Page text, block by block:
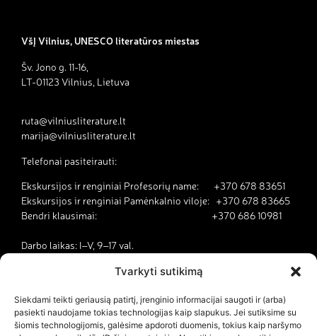
Tvarkyti sutikimą
Siekdami teikti geriausią patirtį, įrenginio informacijai saugoti ir (arba)
pasiekti naudojame tokias technologijas kaip slapukus. Jei sutiksime su
šiomis technologijomis, galėsime apdoroti duomenis, tokius kaip naršymo
VšĮ Vilnius, UNESCO literatūros miestas
Šv. Jono g. 11-16,
LT-01123 Vilnius, Lietuva
ruta@vilniusliterature.lt
marija@vilniusliterature.lt
Telefonai pasiteirauti:
Ekskursijos ir renginiai Profesorių name: +370 678 83651
Ekskursijos ir renginiai Pamėnkalnio viloje: +370 678 83665
Bendri klausimai: +370 686 10981
Darbo laikas: I–V, 9–17 val.
Kodėl Vilnius yra literatūros miestas?
Kontaktai